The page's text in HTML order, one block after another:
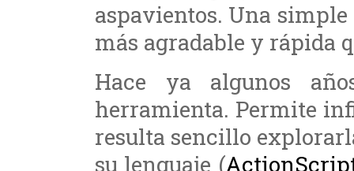
aspavientos. Una
más agradable y rápida
Hace ya algunos
herramienta. Permite
resulta sencillo
su lenguaje (